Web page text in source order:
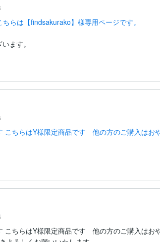
ートには自信があります。
らは【findsakurako】様専用ページです。
ます。
こちらはY様限定商品です 他の方のご購入はお
こちらはY様限定商品です 他の方のご購入はお